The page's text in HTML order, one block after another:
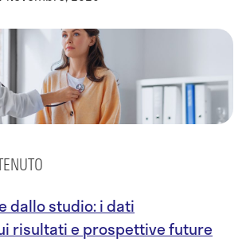
dallo studio: i dati
risultati e prospettive future